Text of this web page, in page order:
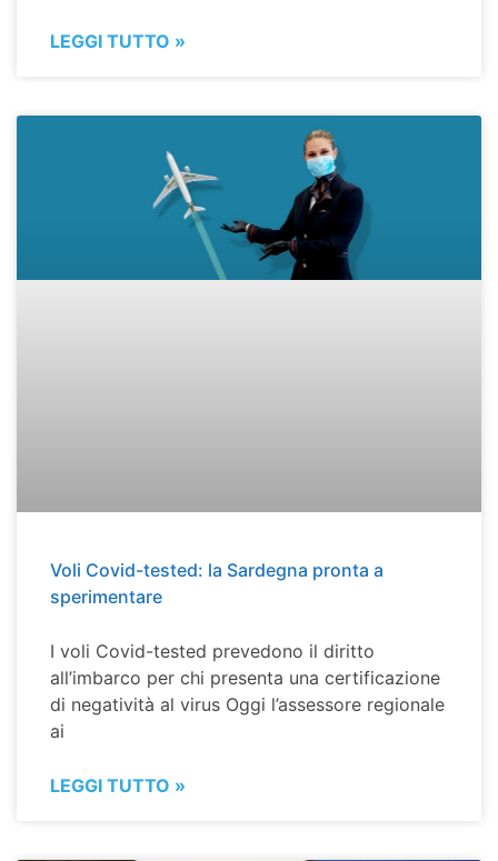
LEGGI TUTTO »
Voli Covid-tested: la Sardegna pronta a
sperimentare
I voli Covid-tested prevedono il diritto
all’imbarco per chi presenta una certificazione
di negatività al virus Oggi l’assessore regionale
ai
LEGGI TUTTO »